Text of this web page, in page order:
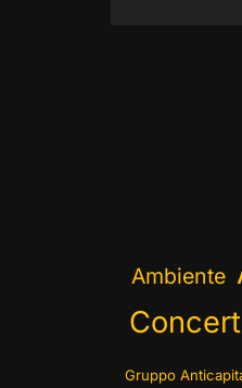
Ambiente
Gruppo